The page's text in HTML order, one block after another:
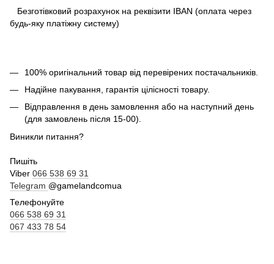
Безготівковий розрахунок на реквізити IBAN (оплата через
будь-яку платіжну систему)
100% оригінальний товар від перевірених постачальників.
Надійне пакування, гарантія цілісності товару.
Відправлення в день замовлення або на наступний день
(для замовлень після 15-00).
Виникли питання?
Пишіть
Viber 066 538 69 31
Telegram @gamelandcomua
Телефонуйте
066 538 69 31
067 433 78 54